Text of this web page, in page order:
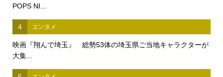
POPS NI...
4 エンタメ
映画『翔んで埼玉』 総勢53体の埼玉県ご当地キャラクターが
大集...